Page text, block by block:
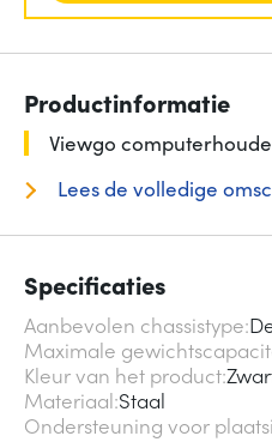
Productinformatie
Viewgo
Lees de volledige
Specificaties
Aanbevolen chassistype
Maximale
Kleur van het product
Materiaal Staal
Ondersteuning voor